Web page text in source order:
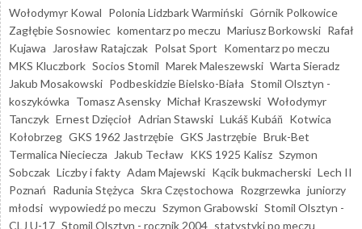
Wołodymyr Kowal Polonia Lidzbark Warmiński Górnik Polkowice
Zagłębie Sosnowiec komentarz po meczu Mariusz Borkowski Rafał
Kujawa
Jarosław Ratajczak Polsat Sport Komentarz po meczu
MKS Kluczbork Socios Stomil Marek Maleszewski Warta Sieradz
Jakub Mosakowski Podbeskidzie Bielsko-Biała Stomil Olsztyn -
koszykówka Tomasz Asensky Michał Kraszewski Wołodymyr
Tanczyk Ernest Dzięcioł Adrian Stawski Lukáš Kubáň Kotwica
Kołobrzeg GKS 1962 Jastrzębie GKS Jastrzębie Bruk-Bet
Termalica Nieciecza
Jakub Tecław KKS 1925 Kalisz Szymon
Sobczak Liczby i fakty Adam Majewski Kącik bukmacherski Lech II
Poznań Radunia Stężyca Skra Częstochowa Rozgrzewka juniorzy
młodsi wypowiedź po meczu Szymon Grabowski Stomil Olsztyn -
CLJ U-17 Stomil Olsztyn - rocznik 2004 statystyki po meczu